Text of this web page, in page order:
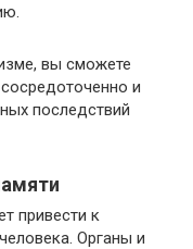
вы сможете
и
последствий
привести к
Органы и